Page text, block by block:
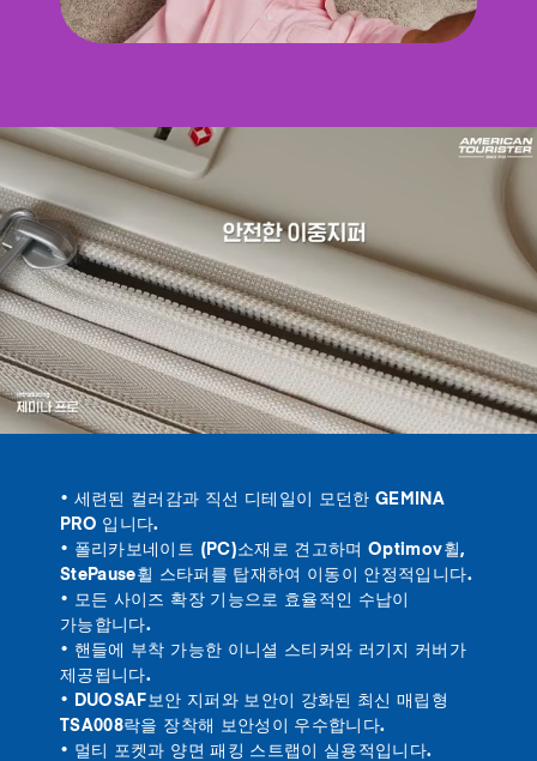
• 세련된 컬러감과 직선 디테일이 모던한 GEMINA
PRO 입니다.
• 폴리카보네이트 (PC)소재로 견고하며 Optimov휠,
StePause휠 스타퍼를 탑재하여 이동이 안정적입니다.
• 모든 사이즈 확장 기능으로 효율적인 수납이
가능합니다.
• 핸들에 부착 가능한 이니셜 스티커와 러기지 커버가
제공됩니다.
• DUOSAF보안 지퍼와 보안이 강화된 최신 매립형
TSA008락을 장착해 보안성이 우수합니다.
• 멀티 포켓과 양면 패킹 스트랩이 실용적입니다.